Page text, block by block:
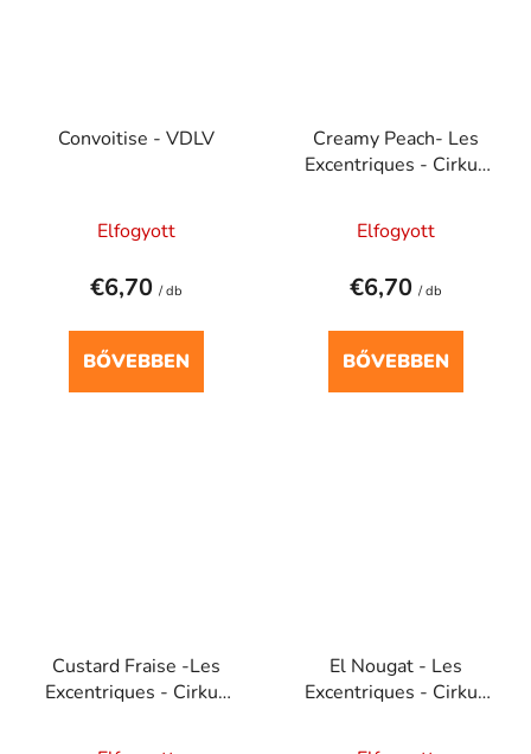
Convoitise - VDLV
Elfogyott
€6,70 / db
BŐVEBBEN
Creamy Peach- Les
Excentriques - Cirkus
Elfogyott
€6,70 / db
BŐVEBBEN
Custard Fraise -Les
Excentriques - Cirkus
El Nougat - Les
Excentriques - Cirkus